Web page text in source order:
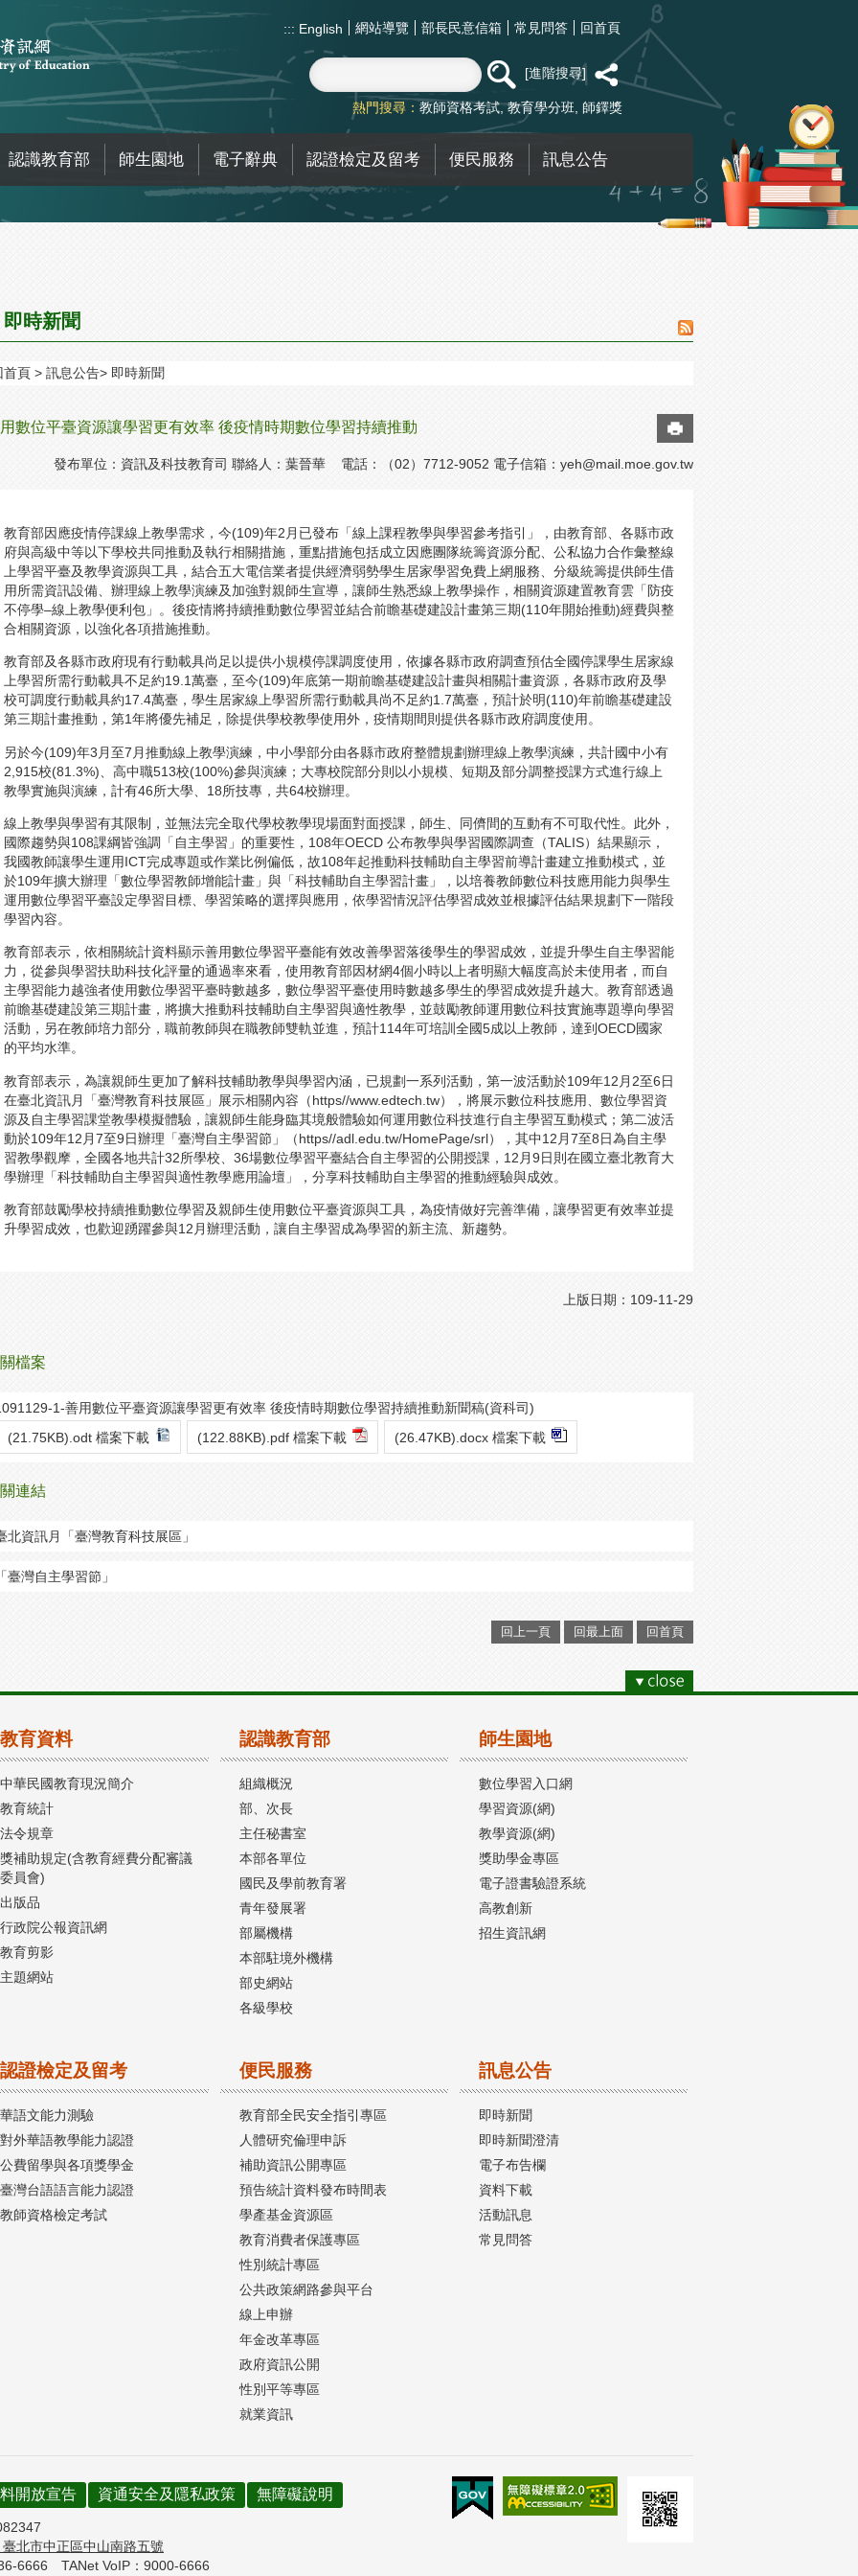
::: English 網站導覽 部長民意信箱 常見問答 回首頁
進階搜尋
熱門搜尋： 教師資格考試 教育學分班 師鐸獎
認識教育部 師生園地 電子辭典 認證檢定及留考 便民服務 訊息公告
即時新聞
首頁 訊息公告 即時新聞
數位平臺資源讓學習更有效率 後疫情時期數位學習持續推動
發布單位：資訊及科技教育司 聯絡人：葉晉華 電話：（02）7712-9052 電子信箱： yeh@mail.moe.gov.tw
教育部因應疫情停課線上教學需求，今(109)年2月已發布「線上課程教學與學習參考指引」，由教育部、各縣市政
府與高級中等以下學校共同推動及執行相關措施，重點措施包括成立因應團隊統籌資源分配、公私協力合作彙整線
上學習平臺及教學資源與工具，結合五大電信業者提供經濟弱勢學生居家學習免費上網服務、分級統籌提供師生借
用所需資訊設備、辦理線上教學演練及加強對親師生宣導，讓師生熟悉線上教學操作，相關資源建置教育雲「防疫
不停學–線上教學便利包」。後疫情將持續推動數位學習並結合前瞻基礎建設計畫第三期(110年開始推動)經費與整
合相關資源，以強化各項措施推動。
教育部及各縣市政府現有行動載具尚足以提供小規模停課調度使用，依據各縣市政府調查預估全國停課學生居家線
上學習所需行動載具不足約19.1萬臺，至今(109)年底第一期前瞻基礎建設計畫與相關計畫資源，各縣市政府及學
校可調度行動載具約17.4萬臺，學生居家線上學習所需行動載具尚不足約1.7萬臺，預計於明(110)年前瞻基礎建設
第三期計畫推動，第1年將優先補足，除提供學校教學使用外，疫情期間則提供各縣市政府調度使用。
另於今(109)年3月至7月推動線上教學演練，中小學部分由各縣市政府整體規劃辦理線上教學演練，共計國中小有
2,915校(81.3%)、高中職513校(100%)參與演練；大專校院部分則以小規模、短期及部分調整授課方式進行線上
教學實施與演練，計有46所大學、18所技專，共64校辦理。
線上教學與學習有其限制，並無法完全取代學校教學現場面對面授課，師生、同儕間的互動有不可取代性。此外，
國際趨勢與108課綱皆強調「自主學習」的重要性，108年OECD 公布教學與學習國際調查（TALIS）結果顯示，
我國教師讓學生運用ICT完成專題或作業比例偏低，故108年起推動科技輔助自主學習前導計畫建立推動模式，並
於109年擴大辦理「數位學習教師增能計畫」與「科技輔助自主學習計畫」，以培養教師數位科技應用能力與學生
運用數位學習平臺設定學習目標、學習策略的選擇與應用，依學習情況評估學習成效並根據評估結果規劃下一階段
學習內容。
教育部表示，依相關統計資料顯示善用數位學習平臺能有效改善學習落後學生的學習成效，並提升學生自主學習能
力，從參與學習扶助科技化評量的通過率來看，使用教育部因材網4個小時以上者明顯大幅度高於未使用者，而自
主學習能力越強者使用數位學習平臺時數越多，數位學習平臺使用時數越多學生的學習成效提升越大。教育部透過
前瞻基礎建設第三期計畫，將擴大推動科技輔助自主學習與適性教學，並鼓勵教師運用數位科技實施專題導向學習
活動，另在教師培力部分，職前教師與在職教師雙軌並進，預計114年可培訓全國5成以上教師，達到OECD國家
的平均水準。
教育部表示，為讓親師生更加了解科技輔助教學與學習內涵，已規劃一系列活動，第一波活動於109年12月2至6日
在臺北資訊月「臺灣教育科技展區」展示相關內容（https//www.edtech.tw），將展示數位科技應用、數位學習資
源及自主學習課堂教學模擬體驗，讓親師生能身臨其境般體驗如何運用數位科技進行自主學習互動模式；第二波活
動於109年12月7至9日辦理「臺灣自主學習節」（https//adl.edu.tw/HomePage/srl），其中12月7至8日為自主學
習教學觀摩，全國各地共計32所學校、36場數位學習平臺結合自主學習的公開授課，12月9日則在國立臺北教育大
學辦理「科技輔助自主學習與適性教學應用論壇」，分享科技輔助自主學習的推動經驗與成效。
教育部鼓勵學校持續推動數位學習及親師生使用數位平臺資源與工具，為疫情做好完善準備，讓學習更有效率並提
升學習成效，也歡迎踴躍參與12月辦理活動，讓自主學習成為學習的新主流、新趨勢。
上版日期：109-11-29
檔案
1-善用數位平臺資源讓學習更有效率 後疫情時期數位學習持續推動新聞稿(資科司)
(21.75KB).odt 檔案下載
(122.88KB).pdf 檔案下載 (26.47KB).docx 檔案下載
連結
北資訊月「臺灣教育科技展區」
臺灣自主學習節」
回上一頁 回最上面 回首頁
教育資料
中華民國教育現況簡介
教育統計
法令規章
獎補助規定(含教育經費分配審議
委員會)
出版品
行政院公報資訊網
教育剪影
主題網站
認識教育部
組織概況
部、次長
主任秘書室
本部各單位
國民及學前教育署
青年發展署
部屬機構
本部駐境外機構
部史網站
各級學校
師生園地
數位學習入口網
學習資源(網)
教學資源(網)
獎助學金專區
電子證書驗證系統
高教創新
招生資訊網
認證檢定及留考
華語文能力測驗
對外華語教學能力認證
公費留學與各項獎學金
臺灣台語語言能力認證
教師資格檢定考試
便民服務
教育部全民安全指引專區
人體研究倫理申訴
補助資訊公開專區
預告統計資料發布時間表
學產基金資源區
教育消費者保護專區
性別統計專區
公共政策網路參與平台
線上申辦
年金改革專區
政府資訊公開
性別平等專區
就業資訊
訊息公告
即時新聞
即時新聞澄清
電子布告欄
資料下載
活動訊息
常見問答
開放宣告 資通安全及隱私政策 無障礙說明
臺北市中正區中山南路五號
6666 TANet VoIP：9000-6666